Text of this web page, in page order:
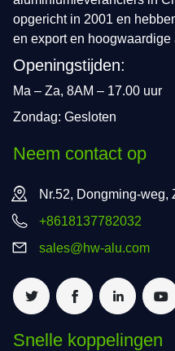
opgericht in 2001 en
en export en
Openingstijden:
Ma – Za, 8AM – 17.00 uur
Zondag: Gesloten
Neem contact op
Nr.52, Dongming-weg,
+8618137782032
sales@hw-alu.com
Snelle koppelingen